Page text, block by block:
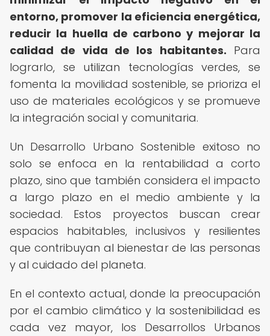
entorno, promover la eficiencia energética,
reducir la huella de carbono y mejorar la
calidad de vida de los habitantes. Para
lograrlo, se utilizan tecnologías verdes, se
fomenta la movilidad sostenible, se prioriza el
uso de materiales ecológicos y se promueve
la integración social y comunitaria.
Un Desarrollo Urbano Sostenible exitoso no
solo se enfoca en la rentabilidad a corto
plazo, sino que también considera el impacto
a largo plazo en el medio ambiente y la
sociedad. Estos proyectos buscan crear
espacios habitables, inclusivos y resilientes
que contribuyan al bienestar de las personas
y al cuidado del planeta.
En el contexto actual, donde la preocupación
por el cambio climático y la sostenibilidad es
cada vez mayor, los Desarrollos Urbanos